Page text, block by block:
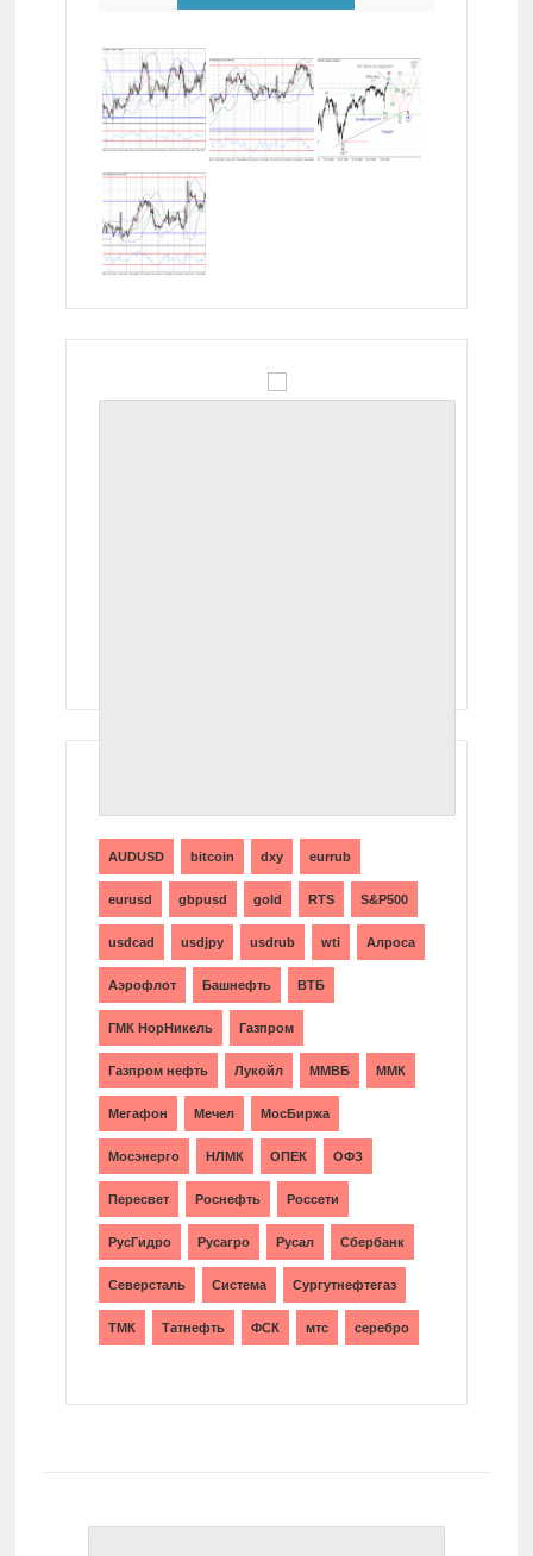
AUDUSD bitcoin dxy eurrub
eurusd gbpusd gold RTS S&P500
usdcad usdjpy usdrub wti Алроса
Аэрофлот Башнефть ВТБ
ГМК НорНикель Газпром
Газпром нефть Лукойл ММВБ ММК
Мегафон Мечел МосБиржа
Мосэнерго НЛМК ОПЕК ОФЗ
Пересвет Роснефть Россети
РусГидро Русагро Русал Сбербанк
Северсталь Система Сургутнефтегаз
ТМК Татнефть ФСК мтс серебро